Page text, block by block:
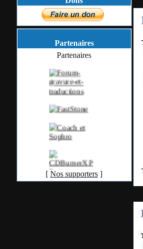
Partenaires
Partenaires
[ Nos supporters ]